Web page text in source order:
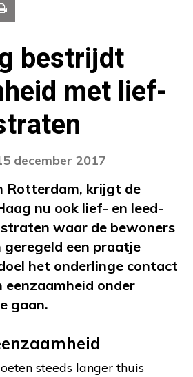
bestrijdt
met lief-
december 2017
Rotterdam, krijgt de
nu ook lief- en leed-
waar de bewoners
geregeld een praatje
het onderlinge contact
eenzaamheid onder
gaan.
steeds langer thuis